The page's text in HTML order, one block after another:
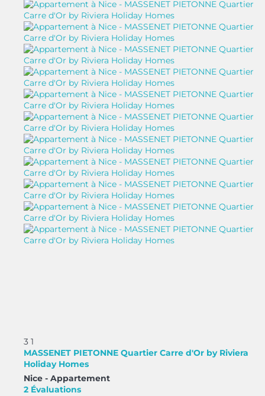
3 1
MASSENET PIETONNE Quartier Carre d'Or by Riviera
Holiday Homes
Nice - Appartement
2 Évaluations